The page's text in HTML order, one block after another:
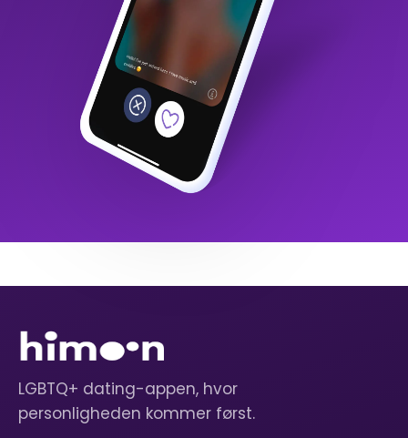
LGBTQ+ dating-appen, hvor
personligheden kommer først.